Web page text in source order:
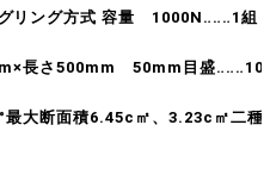
リング方式 容量 1000N‥‥‥1組
長さ500mm 50mm目盛‥‥‥10
最大断面積6.45c㎡、3.23c㎡二種